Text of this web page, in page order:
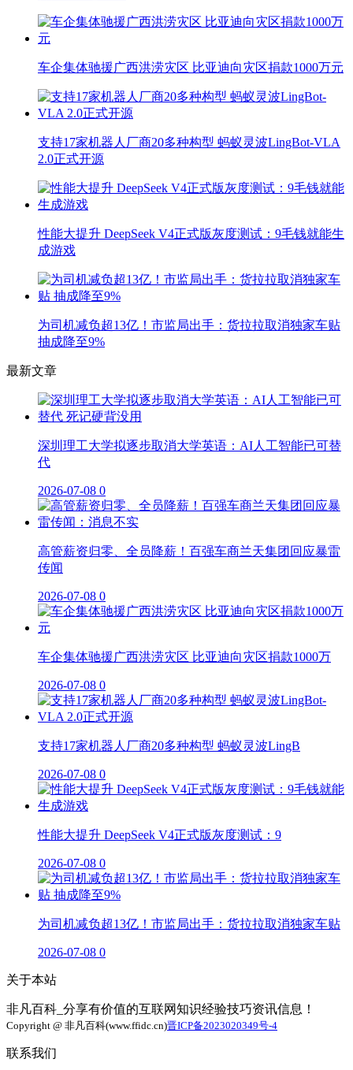
车企集体驰援广西洪涝灾区 比亚迪向灾区捐款1000万元
支持17家机器人厂商20多种构型 蚂蚁灵波LingBot-VLA
2.0正式开源
性能大提升 DeepSeek V4正式版灰度测试：9毛钱就能生
成游戏
为司机减负超13亿！市监局出手：货拉拉取消独家车贴
抽成降至9%
最新文章
深圳理工大学拟逐步取消大学英语：AI人工智能已可替
代
2026-07-08 0
高管薪资归零、全员降薪！百强车商兰天集团回应暴雷
传闻
2026-07-08 0
车企集体驰援广西洪涝灾区 比亚迪向灾区捐款1000万
2026-07-08 0
支持17家机器人厂商20多种构型 蚂蚁灵波LingB
2026-07-08 0
性能大提升 DeepSeek V4正式版灰度测试：9
2026-07-08 0
为司机减负超13亿！市监局出手：货拉拉取消独家车贴
2026-07-08 0
关于本站
非凡百科_分享有价值的互联网知识经验技巧资讯信息！
Copyright @ 非凡百科(www.ffidc.cn)晋ICP备2023020349号-4
联系我们